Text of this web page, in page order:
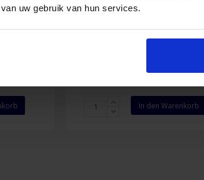
uw gebruik van hun services.
Rettungsleiter
In den Warenkorb